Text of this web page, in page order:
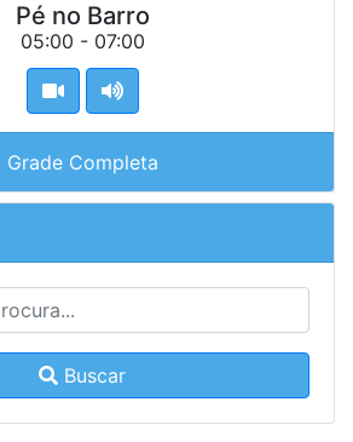
Pé no Barro
05:00 - 07:00
Grade Completa
Buscar